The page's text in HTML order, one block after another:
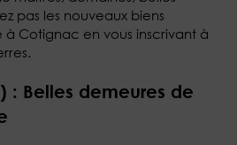
pas les nouveaux biens
Cotignac en vous inscrivant à
: Belles demeures de